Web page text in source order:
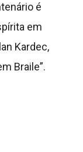
é
em
Kardec,
Braile”.